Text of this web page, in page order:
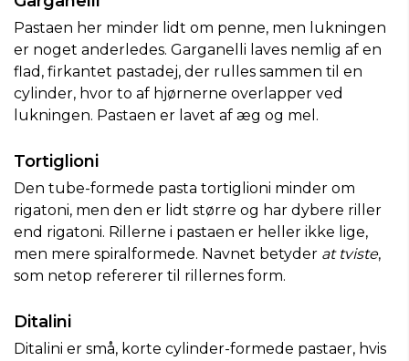
Pastaen her minder lidt om penne, men lukningen
er noget anderledes. Garganelli laves nemlig af en
flad, firkantet pastadej, der rulles sammen til en
cylinder, hvor to af hjørnerne overlapper ved
lukningen. Pastaen er lavet af æg og mel.
Tortiglioni
Den tube-formede pasta tortiglioni minder om
rigatoni, men den er lidt større og har dybere riller
end rigatoni. Rillerne i pastaen er heller ikke lige,
men mere spiralformede. Navnet betyder at tviste,
som netop refererer til rillernes form.
Ditalini
Ditalini er små, korte cylinder-formede pastaer, hvis